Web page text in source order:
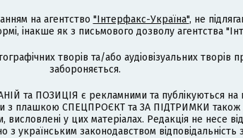
на агентство "Інтерфакс-Україна", не
інакше як з письмового дозволу агентства
творів та/або аудіовізуальних
забороняється.
та ПОЗИЦІЯ є рекламними та публікуються на
з плашкою СПЕЦПРОЄКТ та ЗА ПІДТРИМКИ
висловлені у цих матеріалах. Редакція не несе
з українським законодавством